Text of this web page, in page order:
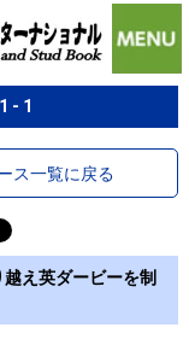
- 1
ス一覧に戻る
え英ダービーを制